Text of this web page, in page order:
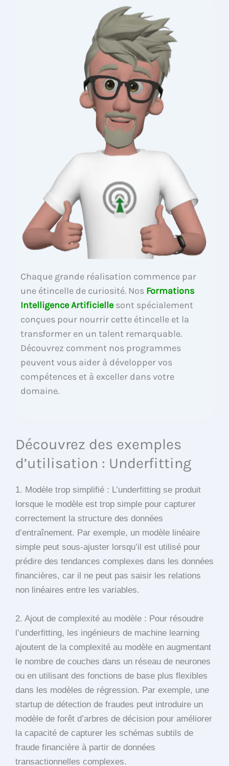
Chaque grande réalisation commence par
une étincelle de curiosité. Nos Formations
Intelligence Artificielle sont spécialement
conçues pour nourrir cette étincelle et la
transformer en un talent remarquable.
Découvrez comment nos programmes
peuvent vous aider à développer vos
compétences et à exceller dans votre
domaine.
Découvrez des exemples
d’utilisation : Underfitting
1. Modèle trop simplifié : L’underfitting se produit
lorsque le modèle est trop simple pour capturer
correctement la structure des données
d’entraînement. Par exemple, un modèle linéaire
simple peut sous-ajuster lorsqu’il est utilisé pour
prédire des tendances complexes dans les données
financières, car il ne peut pas saisir les relations
non linéaires entre les variables.
2. Ajout de complexité au modèle : Pour résoudre
l’underfitting, les ingénieurs de machine learning
ajoutent de la complexité au modèle en augmentant
le nombre de couches dans un réseau de neurones
ou en utilisant des fonctions de base plus flexibles
dans les modèles de régression. Par exemple, une
startup de détection de fraudes peut introduire un
modèle de forêt d’arbres de décision pour améliorer
la capacité de capturer les schémas subtils de
fraude financière à partir de données
transactionnelles complexes.